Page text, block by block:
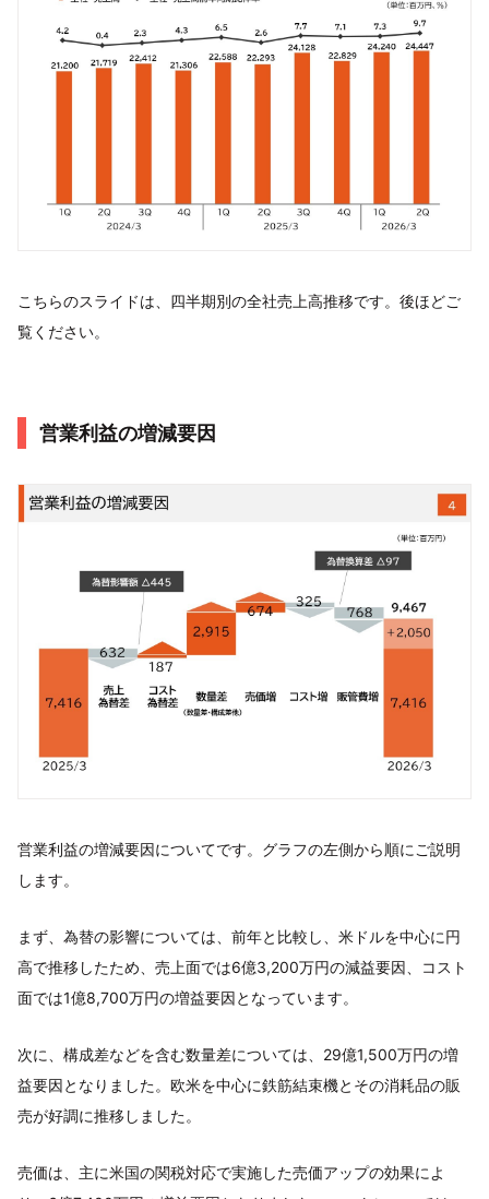
こちらのスライドは、四半期別の全社売上高推移です。後ほどご
覧ください。
営業利益の増減要因
営業利益の増減要因についてです。グラフの左側から順にご説明
します。
まず、為替の影響については、前年と比較し、米ドルを中心に円
高で推移したため、売上面では6億3,200万円の減益要因、コスト
面では1億8,700万円の増益要因となっています。
次に、構成差などを含む数量差については、29億1,500万円の増
益要因となりました。欧米を中心に鉄筋結束機とその消耗品の販
売が好調に推移しました。
売価は、主に米国の関税対応で実施した売価アップの効果によ